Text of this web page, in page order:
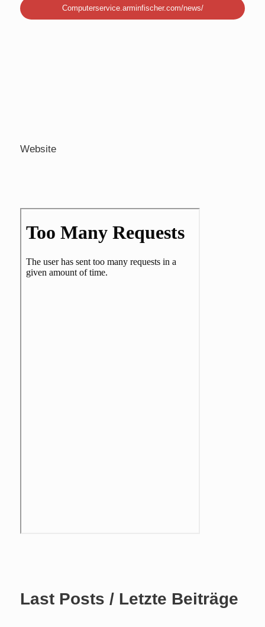
Computerservice.arminfischer.com/news/
Website
Last Posts / Letzte Beiträge